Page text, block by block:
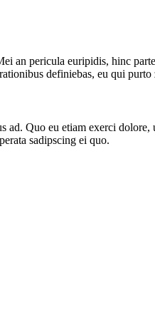
an pericula euripidis, hinc
definiebas, eu qui purto
Quo eu etiam exerci
sadipscing ei quo.